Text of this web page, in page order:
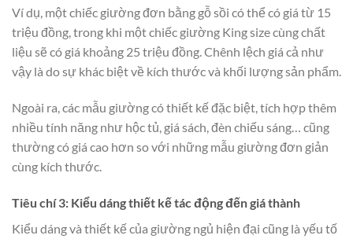
Ví dụ, một chiếc giường đơn bằng gỗ sồi có thể có giá từ 15
triệu đồng, trong khi một chiếc giường King size cùng chất
liệu sẽ có giá khoảng 25 triệu đồng. Chênh lệch giá cả như
vậy là do sự khác biệt về kích thước và khối lượng sản phẩm.
Ngoài ra, các mẫu giường có thiết kế đặc biệt, tích hợp thêm
nhiều tính năng như hộc tủ, giá sách, đèn chiếu sáng… cũng
thường có giá cao hơn so với những mẫu giường đơn giản
cùng kích thước.
Tiêu chí 3: Kiểu dáng thiết kế tác động đến giá thành
Kiểu dáng và thiết kế của giường ngủ hiện đại cũng là yếu tố